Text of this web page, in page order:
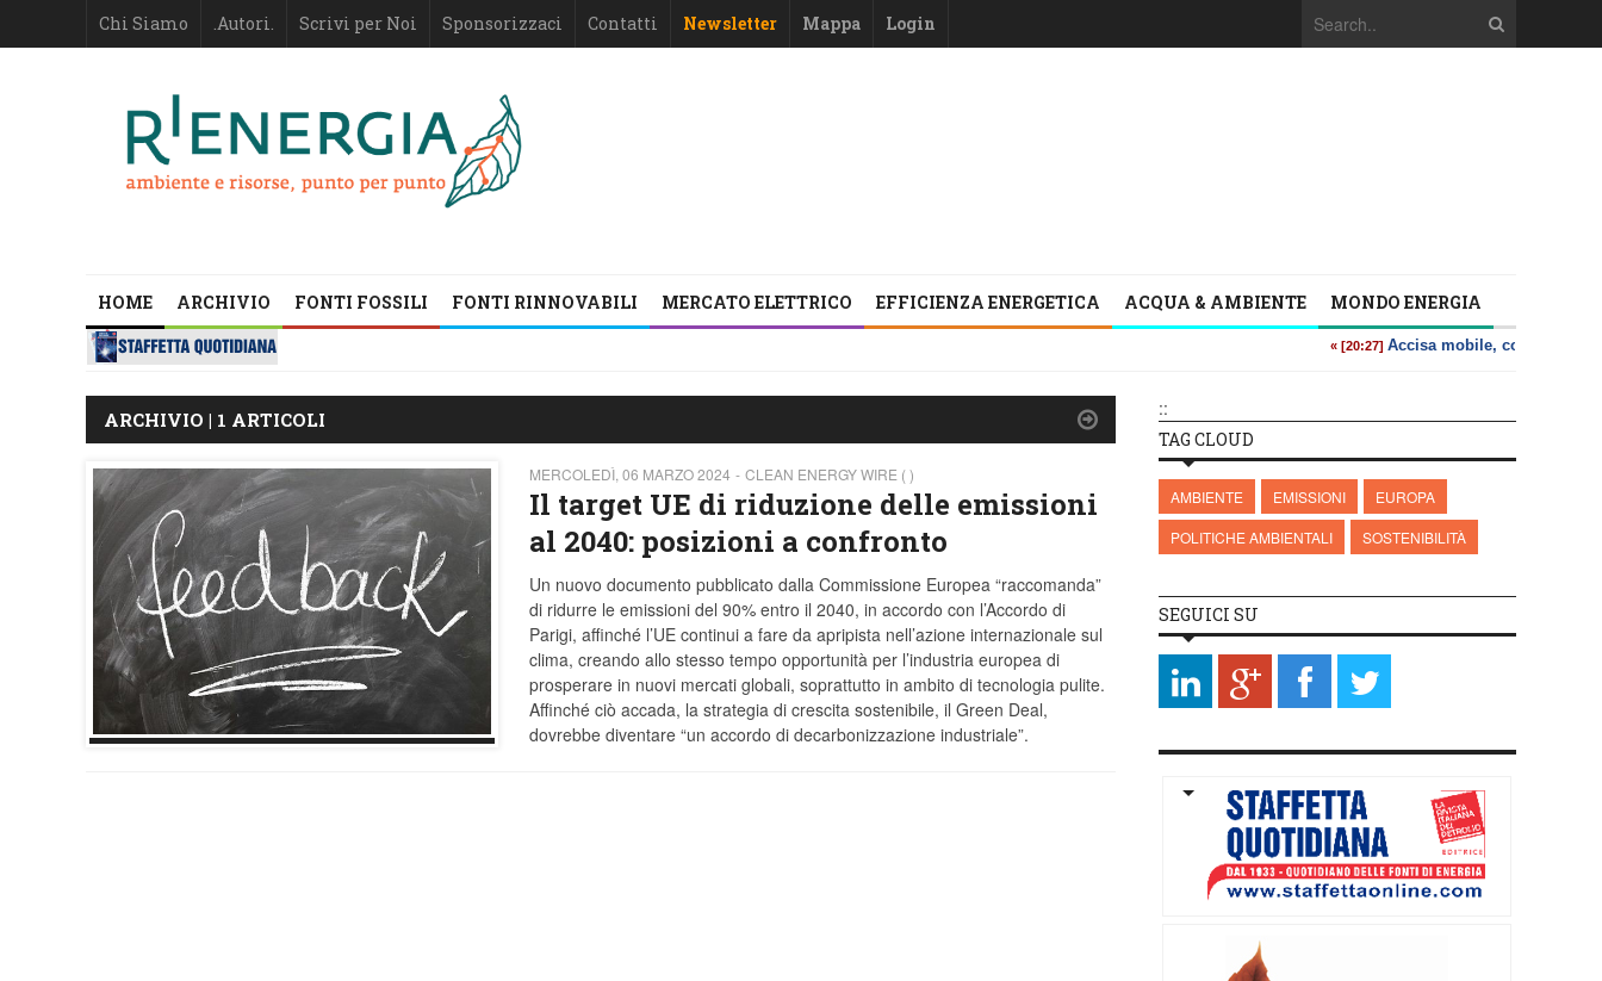
Chi Siamo .Autori. Scrivi per Noi Sponsorizzaci Contatti Newsletter Mappa Login
HOME ARCHIVIO FONTI FOSSILI FONTI RINNOVABILI MERCATO ELETTRICO EFFICIENZA ENERGETICA ACQUA & AMBIENTE MONDO ENERGIA
::
ARCHIVIO | 1 ARTICOLI
MERCOLEDÌ, 06 MARZO 2024 CLEAN ENERGY WIRE ( )
Il target UE di riduzione delle emissioni
al 2040: posizioni a confronto
Un nuovo documento pubblicato dalla Commissione Europea “raccomanda”
di ridurre le emissioni del 90% entro il 2040, in accordo con l’Accordo di
Parigi, affinché l’UE continui a fare da apripista nell’azione internazionale sul
clima, creando allo stesso tempo opportunità per l’industria europea di
prosperare in nuovi mercati globali, soprattutto in ambito di tecnologia pulite.
Affinché ciò accada, la strategia di crescita sostenibile, il Green Deal,
dovrebbe diventare “un accordo di decarbonizzazione industriale”.
TAG CLOUD
AMBIENTE EMISSIONI
EUROPA
POLITICHE AMBIENTALI
SOSTENIBILITÀ
SEGUICI SU